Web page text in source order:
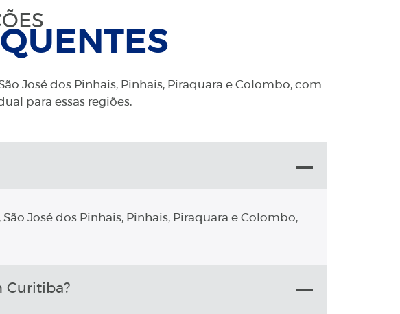
José dos Pinhais, Pinhais, Piraquara e Colombo, com
para essas regiões.
José dos Pinhais, Pinhais, Piraquara e Colombo,
Curitiba?